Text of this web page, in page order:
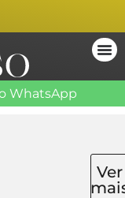
WhatsApp
Ver